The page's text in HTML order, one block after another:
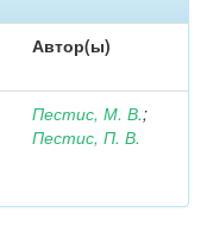
Автор(ы)
Пестис, М. В.;
Пестис, П. В.